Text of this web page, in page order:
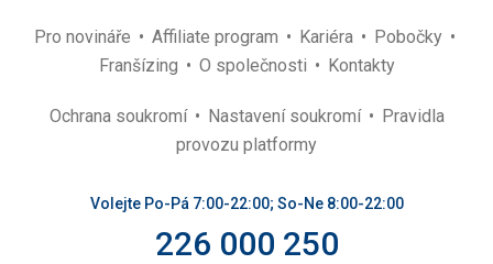
Pro novináře Affiliate program Kariéra
Pobočky
Franšízing
O společnosti Kontakty
Ochrana soukromí Nastavení soukromí
Pravidla
provozu platformy
Volejte Po-Pá 7:00-22:00; So-Ne 8:00-22:00
226 000 250